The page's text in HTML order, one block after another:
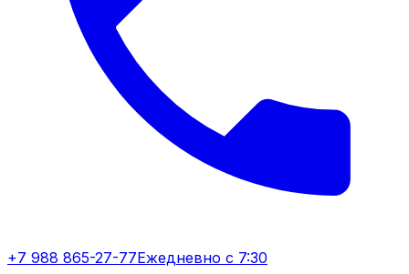
+7 988 865-27-77Ежедневно с 7:30